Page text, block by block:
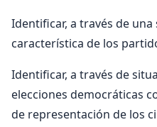
Identificar, a través de
característica de los
Identificar, a través de
elecciones democráticas
de representación de los